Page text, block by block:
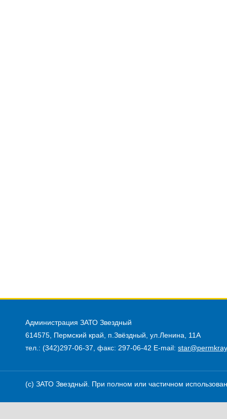
Администрация ЗАТО Звездный
614575, Пермский край, п.Звёздный, ул.Ленина, 11А
тел.: (342)297-06-37, факс: 297-06-42 E-mail:
(c) ЗАТО Звездный. При полном или частичном